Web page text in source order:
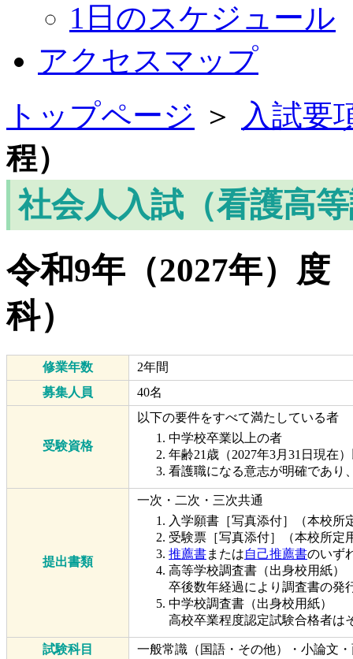
1日のスケジュール
アクセスマップ
トップページ ＞
入試要
程）
社会人入試（看護高
令和9年（2027年）
科）
修業年数
2年間
募集人員
40名
受験資格
以下の要件をすべて満たしている者
中学校卒業以上の者
年齢21歳（2027年3月31日現在
看護職になる意志が明確であり
提出書類
一次・二次・三次共通
入学願書［写真添付］（本校所
受験票［写真添付］（本校所定
推薦書または自己推薦書のいず
高等学校調査書（出身校用紙）
卒後数年経過により調査書の発
中学校調査書（出身校用紙）
高校卒業程度認定試験合格者は
試験科目 一般常識（国語・その他）・小論文